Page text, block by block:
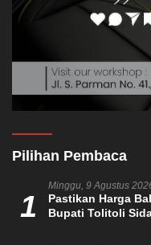
Pilihan Pembaca
1
Minggu, 9 Agustus
Pastikan Harga
Bupati Tolitoli